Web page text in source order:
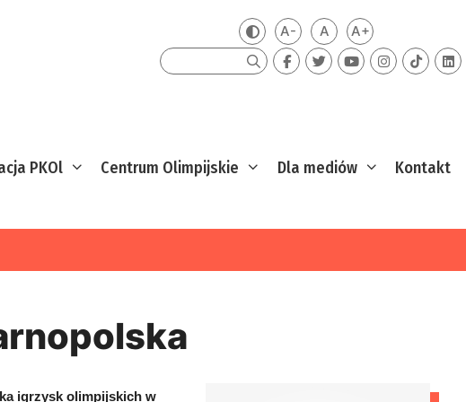
Zmień kontrast
A-Mniejsza czcionka
ADomyślna czcionka
A+Większa
Szukaj
PKOl Centrum Olimpijskie Dla mediów Kontakt
igrzysk olimpijskich w